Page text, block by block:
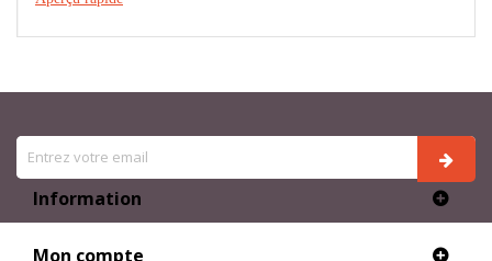
Information
Mon compte